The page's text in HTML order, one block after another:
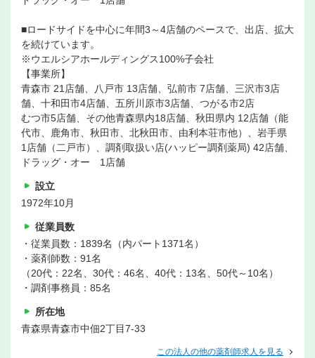
■ロードサイドを中心に年間3～4店舗のペースで、出店、拡大
を続けています。
※ウエルシアホールディングス100%子会社
【事業所】
青森市 21店舗、八戸市 13店舗、弘前市 7店舗、三沢市3店
舗、十和田市4店舗、五所川原市3店舗、つがる市2店
むつ市5店舗、その他青森県内18店舗、秋田県内 12店舗（能
代市、鹿角市、秋田市、北秋田市、由利本荘市他）、岩手県
1店舗（二戸市）、調剤取扱い店(ハッピー調剤薬局) 42店舗、
ドラッグ・オー 1店舗
設立
1972年10月
従業員数
・従業員数：1839名（内パート1371名）
・薬剤師数：91名
（20代：22名、30代：46名、40代：13名、50代～10名）
・調剤事務員：85名
所在地
青森県青森市中佃2丁目7-33
この法人の他の薬剤師求人を見る